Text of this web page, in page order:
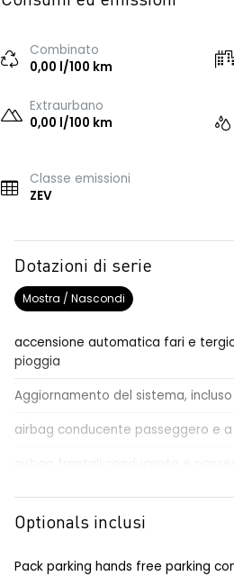
Combinato
0,00 l/100 km
Extraurbano
0,00 l/100 km
Classe emissioni
ZEV
Dotazioni di serie
Mostra / Nascondi
accensione automatica fari e
pioggia
Aggiornamento del sistema,
airbag conducente passeggero e
alzacristalli posteriori elettrici
ambient lighting personalizzabile
assistenza alla frenata di
Optionals inclusi
Pack parking hands free parking